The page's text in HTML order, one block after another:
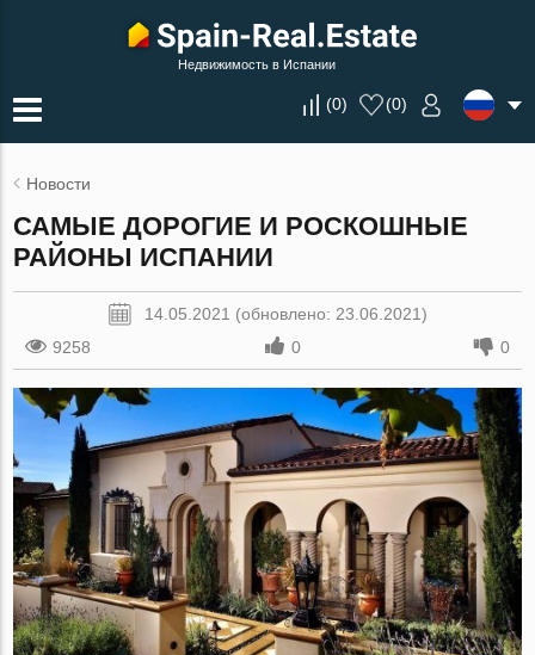
Недвижимость в Испании
(0) (0)
Новости
САМЫЕ ДОРОГИЕ И РОСКОШНЫЕ
РАЙОНЫ ИСПАНИИ
14.05.2021 (обновлено: 23.06.2021)
9258
0 0